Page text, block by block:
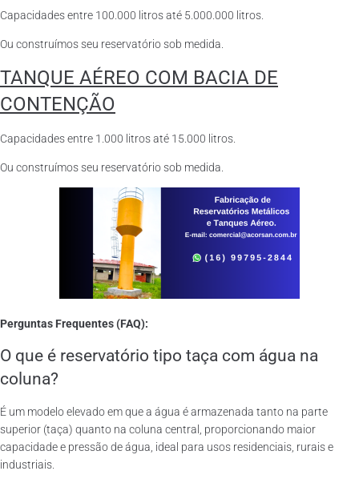
Capacidades entre 100.000 litros até 5.000.000 litros.
Ou construímos seu reservatório sob medida.
TANQUE AÉREO COM BACIA DE
CONTENÇÃO
Capacidades entre 1.000 litros até 15.000 litros.
Ou construímos seu reservatório sob medida.
Perguntas Frequentes (FAQ):
O que é reservatório tipo taça com água na
coluna?
É um modelo elevado em que a água é armazenada tanto na parte
superior (taça) quanto na coluna central, proporcionando maior
capacidade e pressão de água, ideal para usos residenciais, rurais e
industriais.